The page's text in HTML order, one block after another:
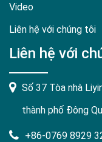
Video
Liên hệ với chúng tôi
Liên hệ với
Số 37 Tòa nhà
thành phố Đông
+86-0769 8929